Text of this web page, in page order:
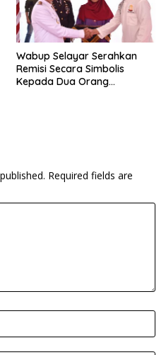
Wabup Selayar Serahkan
Remisi Secara Simbolis
Kepada Dua Orang
Required fields are